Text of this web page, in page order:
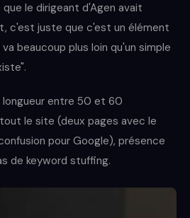
que le dirigeant d'Agen avait
c'est juste que c'est un élément
beaucoup plus loin qu'un simple
longueur entre 50 et 60
le site (deux pages avec le
pour Google), présence
de keyword stuffing.